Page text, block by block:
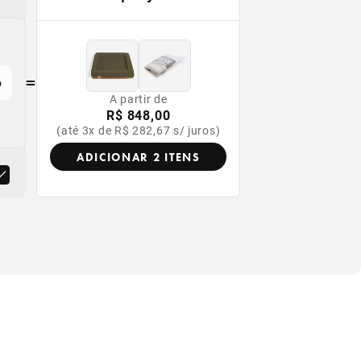
=
A partir de
R$ 848,00
(até 3x de R$ 282,67 s/ juros)
ADICIONAR 2 ITENS